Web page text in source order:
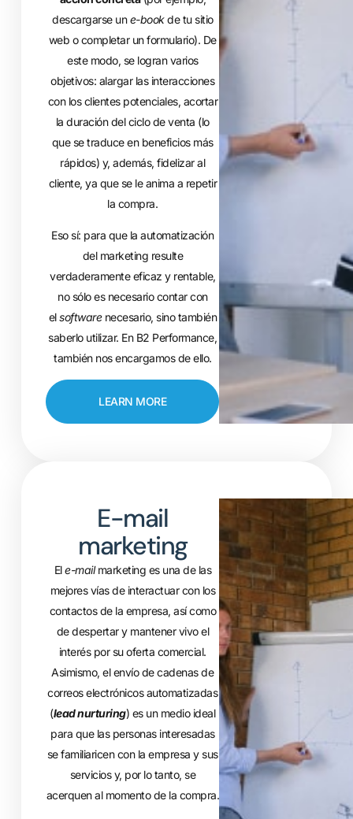
descargarse une-bookde tu sitio
web o completar un formulario). De
este modo, se logran varios
objetivos: alargar las interacciones
con los clientes potenciales, acortar
la duración del ciclo de venta (lo
que se traduce en beneficios más
rápidos) y, además, fidelizar al
cliente, ya que se le anima a repetir
la compra.
Eso sí: para que la automatización
del marketing resulte
verdaderamente eficaz y rentable,
no sólo es necesario contar con
elsoftware necesario, sino también
saberlo utilizar. En B2 Performance,
también nos encargamos de ello.
LEARN MORE
E-mail
marketing
Ele-mailmarketing es una de las
mejores vías de interactuar con los
contactos de la empresa, así como
de despertar y mantener vivo el
interés por su oferta comercial.
Asimismo, el envío de cadenas de
correos electrónicos automatizadas
(lead nurturing) es un medio ideal
para que las personas interesadas
se familiaricen con la empresa y sus
servicios y, por lo tanto, se
acerquen al momento de la compra.